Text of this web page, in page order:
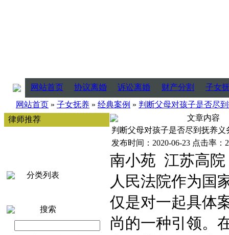
网站首页 协议离婚 诉讼离婚 财产分割
子女
网站首页 » 子女抚养 » 经典案例 » 判断父母对孩子是否尽
律师推荐
分类列表
搜索
文章内容
判断父母对孩子是否尽到抚养
发布时间：2020-06-23 点击率：
南小苑 江苏高
人民法院作为国
仅是对一起具体
尚的一种引领。